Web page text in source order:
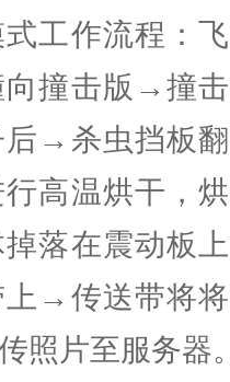
作流程：
撞击版→撞
后→杀虫挡板
高温烘干，
落在震动板
上→传送带将
照片至服务器